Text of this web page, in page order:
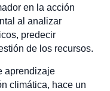
en la acción
al analizar
predecir
de los recursos.
aprendizaje
climática, hace un